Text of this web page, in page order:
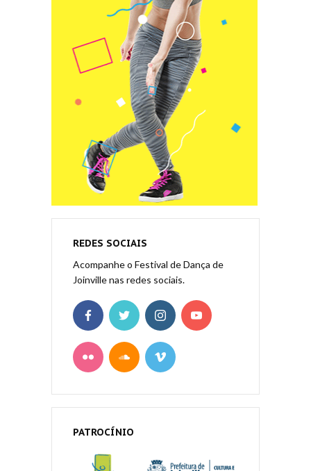
REDES SOCIAIS
Acompanhe o Festival de Dança de
Joinville nas redes sociais.
PATROCÍNIO